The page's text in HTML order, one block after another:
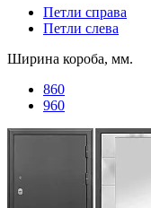
Петли справа
Петли слева
Ширина короба, мм.
860
960